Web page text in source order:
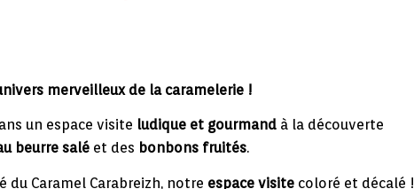
merveilleux de la caramelerie !
un espace visite ludique et gourmand à la découverte
beurre salé et des bonbons fruités.
du Caramel Carabreizh, notre espace visitecoloré et décalé !